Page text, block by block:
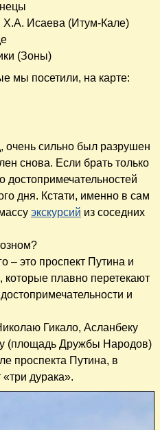
Х.А. Исаева (Итум-Кале)
(Зоны)
мы посетили, на карте:
очень сильно был разрушен
снова. Если брать только
достопримечательностей
дня. Кстати, именно в сам
экскурсий из соседних
– это проспект Путина и
плавно перетекают
и
Гикало, Асланбеку
(площадь Дружбы Народов)
проспекта Путина, в
дурака».